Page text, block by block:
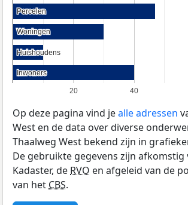
20 40
Percelen
Percelen
Woningen
Woningen
Huishoudens
Huishoudens
Inwoners
Inwoners
Op deze pagina vind jealle adressen
West en de data over diverse
Thaalweg West bekend zijn in
De gebruikte gegevens zijn afkomstig
Kadaster, de RVO en afgeleid van de
van het CBS.